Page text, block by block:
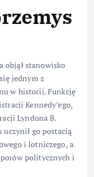
objął stanowisko
jednym z
w historii. Funkcję
Kennedy’ego,
Lyndona B.
uczynił go postacią
i lotniczego, a
politycznych i